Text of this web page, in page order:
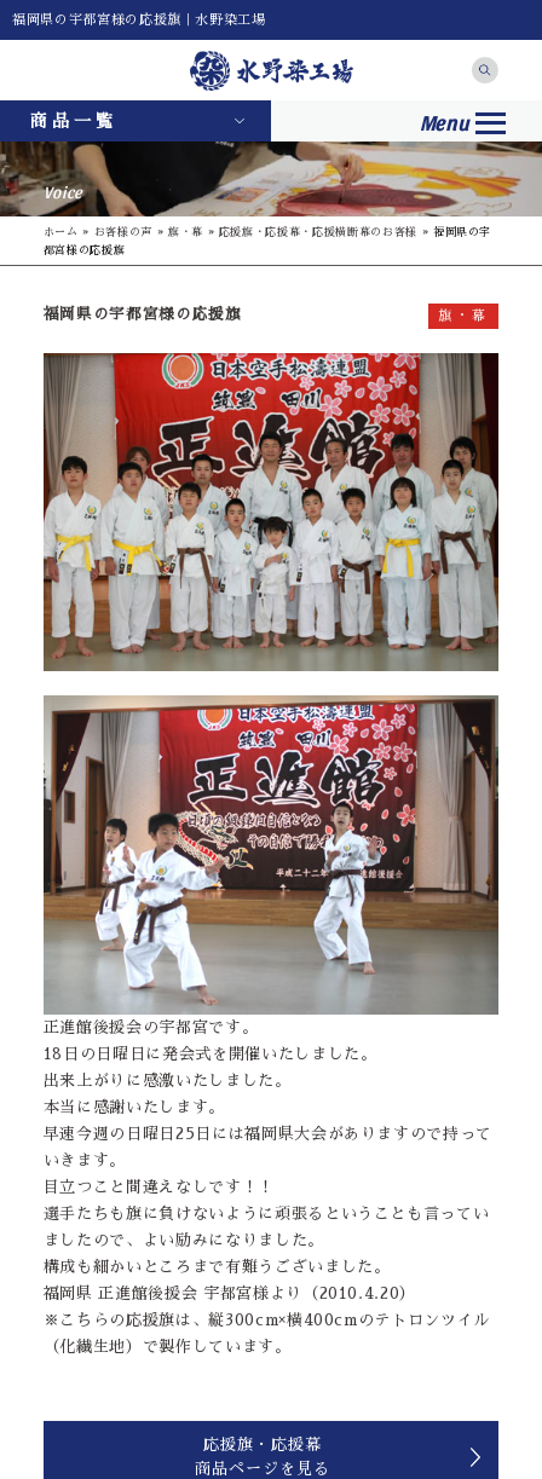
福岡県の宇都宮様の応援旗｜水野染工場
商品一覧 Menu
Voice
ホーム » お客様の声 » 旗・幕 » 応援旗・応援幕・応援横断幕のお客様 » 福岡県の宇
都宮様の応援旗
福岡県の宇都宮様の応援旗 旗・幕
正進館後援会の宇都宮です。
18日の日曜日に発会式を開催いたしました。
出来上がりに感激いたしました。
本当に感謝いたします。
早速今週の日曜日25日には福岡県大会がありますので持って
いきます。
目立つこと間違えなしです！！
選手たちも旗に負けないように頑張るということも言ってい
ましたので、よい励みになりました。
構成も細かいところまで有難うございました。
福岡県 正進館後援会 宇都宮様より（2010.4.20）
※こちらの応援旗は、縦300cm×横400cmのテトロンツイル
（化繊生地）で製作しています。
応援旗・応援幕
商品ページを見る